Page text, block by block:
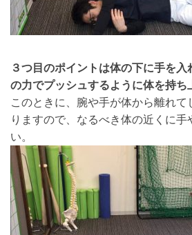
３つ目のポイントは体の下に手を
の力でプッシュするように体を持ち
このときに、腕や手が体から離れて
りますので、なるべき体の近くに手
い。